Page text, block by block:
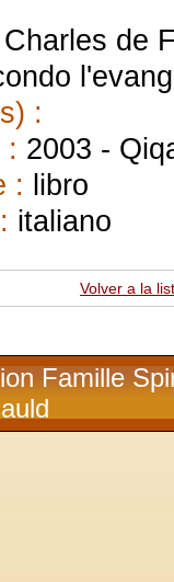
Charles de
:
: 2003 -
: libro
italiano
Volver a la
Famille